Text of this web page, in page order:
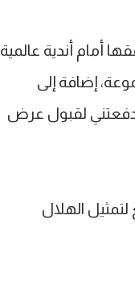
أمام أندية عالمية
إضافة إلى
لقبول عرض
الهلال